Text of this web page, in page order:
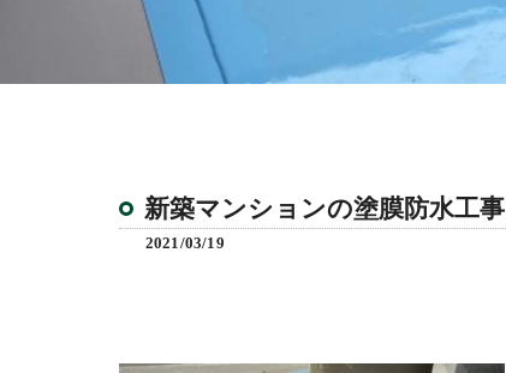
新築マンションの塗膜防水工事
2021/03/19